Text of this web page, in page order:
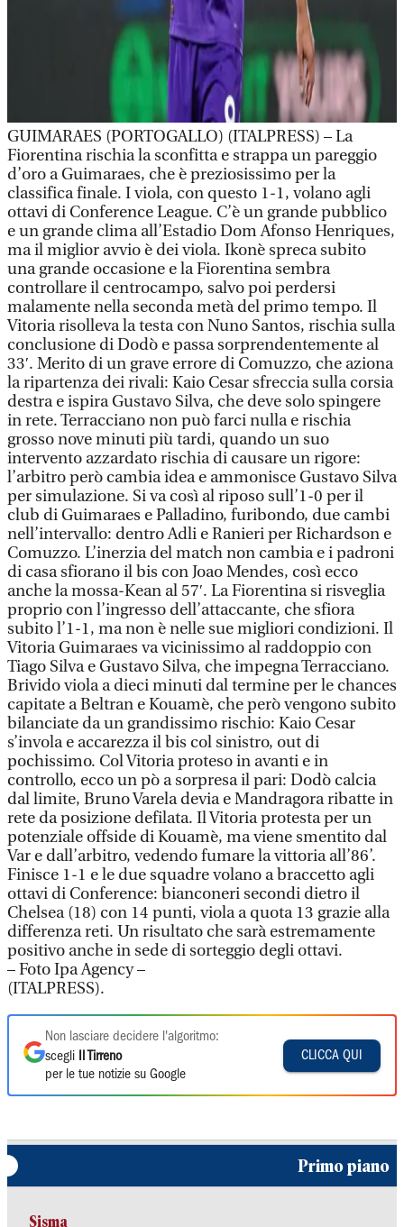
GUIMARAES (PORTOGALLO) (ITALPRESS) – La
Fiorentina rischia la sconfitta e strappa un pareggio
d’oro a Guimaraes, che è preziosissimo per la
classifica finale. I viola, con questo 1-1, volano agli
ottavi di Conference League. C’è un grande pubblico
e un grande clima all’Estadio Dom Afonso Henriques,
ma il miglior avvio è dei viola. Ikonè spreca subito
una grande occasione e la Fiorentina sembra
controllare il centrocampo, salvo poi perdersi
malamente nella seconda metà del primo tempo. Il
Vitoria risolleva la testa con Nuno Santos, rischia sulla
conclusione di Dodò e passa sorprendentemente al
33′. Merito di un grave errore di Comuzzo, che aziona
la ripartenza dei rivali: Kaio Cesar sfreccia sulla corsia
destra e ispira Gustavo Silva, che deve solo spingere
in rete. Terracciano non può farci nulla e rischia
grosso nove minuti più tardi, quando un suo
intervento azzardato rischia di causare un rigore:
l’arbitro però cambia idea e ammonisce Gustavo Silva
per simulazione. Si va così al riposo sull’1-0 per il
club di Guimaraes e Palladino, furibondo, due cambi
nell’intervallo: dentro Adli e Ranieri per Richardson e
Comuzzo. L’inerzia del match non cambia e i padroni
di casa sfiorano il bis con Joao Mendes, così ecco
anche la mossa-Kean al 57′. La Fiorentina si risveglia
proprio con l’ingresso dell’attaccante, che sfiora
subito l’1-1, ma non è nelle sue migliori condizioni. Il
Vitoria Guimaraes va vicinissimo al raddoppio con
Tiago Silva e Gustavo Silva, che impegna Terracciano.
Brivido viola a dieci minuti dal termine per le chances
capitate a Beltran e Kouamè, che però vengono subito
bilanciate da un grandissimo rischio: Kaio Cesar
s’invola e accarezza il bis col sinistro, out di
pochissimo. Col Vitoria proteso in avanti e in
controllo, ecco un pò a sorpresa il pari: Dodò calcia
dal limite, Bruno Varela devia e Mandragora ribatte in
rete da posizione defilata. Il Vitoria protesta per un
potenziale offside di Kouamè, ma viene smentito dal
Var e dall’arbitro, vedendo fumare la vittoria all’86’.
Finisce 1-1 e le due squadre volano a braccetto agli
ottavi di Conference: bianconeri secondi dietro il
Chelsea (18) con 14 punti, viola a quota 13 grazie alla
differenza reti. Un risultato che sarà estremamente
positivo anche in sede di sorteggio degli ottavi.
– Foto Ipa Agency –
(ITALPRESS).
Non lasciare decidere l'algoritmo:
scegli
Il Tirreno
per le tue notizie su Google
CLICCA QUI
Primo piano
Sisma